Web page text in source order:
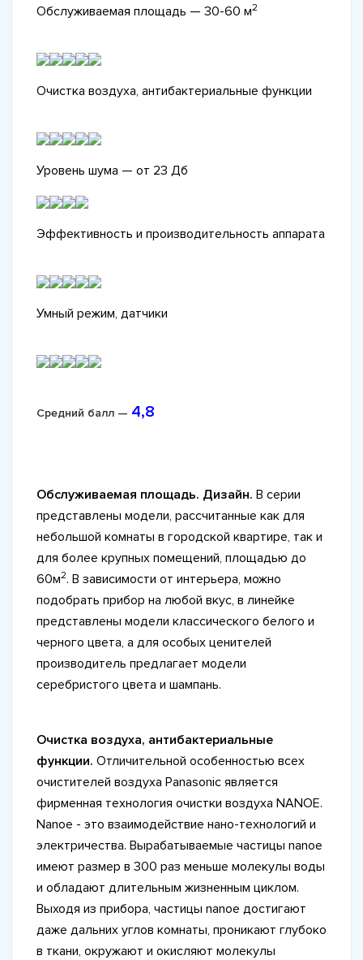
Обслуживаемая площадь — 30-60 м2
Очистка воздуха, антибактериальные функции
Уровень шума — от 23 Дб
Эффективность и производительность аппарата
Умный режим, датчики
Средний балл — 4,8
Обслуживаемая площадь. Дизайн. В серии
представлены модели, рассчитанные как для
небольшой комнаты в городской квартире, так и
для более крупных помещений, площадью до
60м2. В зависимости от интерьера, можно
подобрать прибор на любой вкус, в линейке
представлены модели классического белого и
черного цвета, а для особых ценителей
производитель предлагает модели
серебристого цвета и шампань.
Очистка воздуха, антибактериальные
функции. Отличительной особенностью всех
очистителей воздуха Panasonic является
фирменная технология очистки воздуха NANOE.
Nanoe - это взаимодействие нано-технологий и
электричества. Вырабатываемые частицы nanoe
имеют размер в 300 раз меньше молекулы воды
и обладают длительным жизненным циклом.
Выходя из прибора, частицы nanoe достигают
даже дальних углов комнаты, проникают глубоко
в ткани, окружают и окисляют молекулы